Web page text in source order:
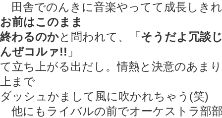
田舎でのんきに音楽やってて成長しき
お前はこのまま
終わるのかと問われて、「そうだよ冗談
んぜコルァ!! 」
て立ち上がる出だし。情熱と決意のあま
上まで
ダッシュかまして風に吹かれちゃう(笑)
他にもライバルの前でオーケストラ部